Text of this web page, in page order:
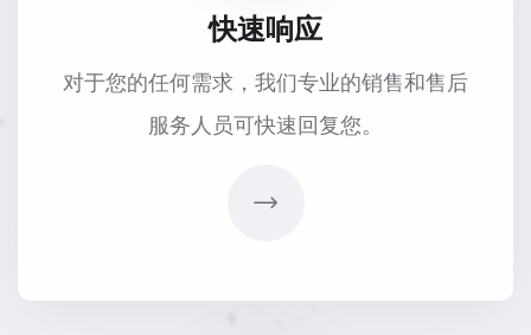
快速响应
对于您的任何需求，我们专业的销售和售后
服务人员可快速回复您。